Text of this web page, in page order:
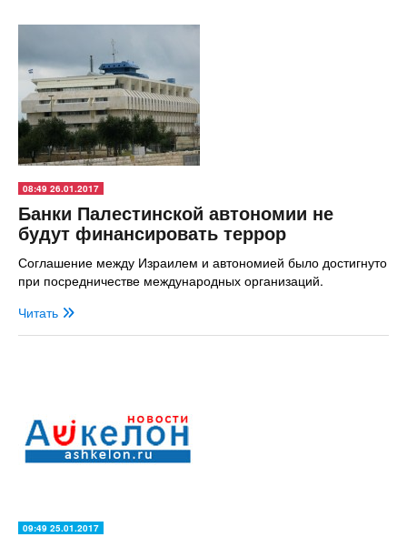
08:49 26.01.2017
Банки Палестинской автономии не
будут финансировать террор
Соглашение между Израилем и автономией было достигнуто
при посредничестве международных организаций.
Читать
09:49 25.01.2017